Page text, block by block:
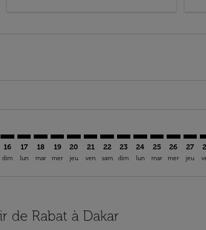
16
dim
17
lun
18
mar
RBA–DSS: cmp-view-offers-disclaimer.
19
mer
RBA–DSS: cmp-view-offers-
20
jeu
RBA–DSS: cmp-view-offers-
21
ven
RBA–DSS: cmp-view-
22
sam
RBA–DSS: cmp-view-
23
dim
RBA–DSS: cmp-
24
lun
RBA–DSS:
25
mar
26
mer
27
jeu
de Rabat à Dakar